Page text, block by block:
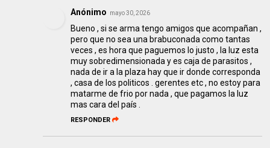
Anónimo mayo 30, 2026
Bueno , si se arma tengo amigos que acompañan ,
pero que no sea una brabuconada como tantas
veces , es hora que paguemos lo justo , la luz esta
muy sobredimensionada y es caja de parasitos ,
nada de ir a la plaza hay que ir donde corresponda
, casa de los politicos . gerentes etc , no estoy para
matarme de frio por nada , que pagamos la luz
mas cara del país .
RESPONDER